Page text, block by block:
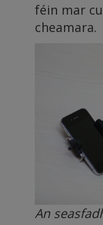
féin mar
cheamara.
An